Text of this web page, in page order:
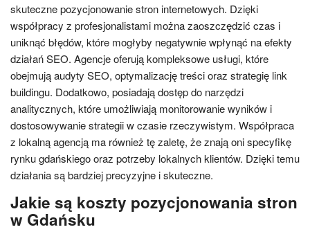
skuteczne pozycjonowanie stron internetowych. Dzięki
współpracy z profesjonalistami można zaoszczędzić czas i
uniknąć błędów, które mogłyby negatywnie wpłynąć na efekty
działań SEO. Agencje oferują kompleksowe usługi, które
obejmują audyty SEO, optymalizację treści oraz strategię link
buildingu. Dodatkowo, posiadają dostęp do narzędzi
analitycznych, które umożliwiają monitorowanie wyników i
dostosowywanie strategii w czasie rzeczywistym. Współpraca
z lokalną agencją ma również tę zaletę, że znają oni specyfikę
rynku gdańskiego oraz potrzeby lokalnych klientów. Dzięki temu
działania są bardziej precyzyjne i skuteczne.
Jakie są koszty pozycjonowania stron
w Gdańsku